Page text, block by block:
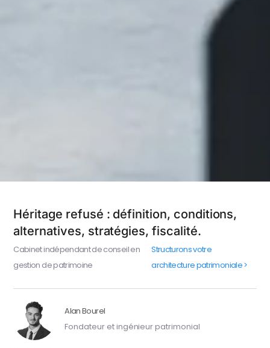
Héritage refusé : définition, conditions,
alternatives, stratégies, fiscalité.
Cabinet indépendant de conseil en
gestion de patrimoine
Structurons votre
architecture patrimoniale >
Alan Bourel
Fondateur et ingénieur patrimonial